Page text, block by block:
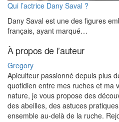
Qui l’actrice Dany Saval ?
Dany Saval est une des figures
français, ayant marqué…
À propos de l’auteur
Gregory
Apiculteur passionné depuis plus
quotidien entre mes ruches et ma
nature, je vous propose des
des abeilles, des astuces
ensemble au-delà de la ruche.